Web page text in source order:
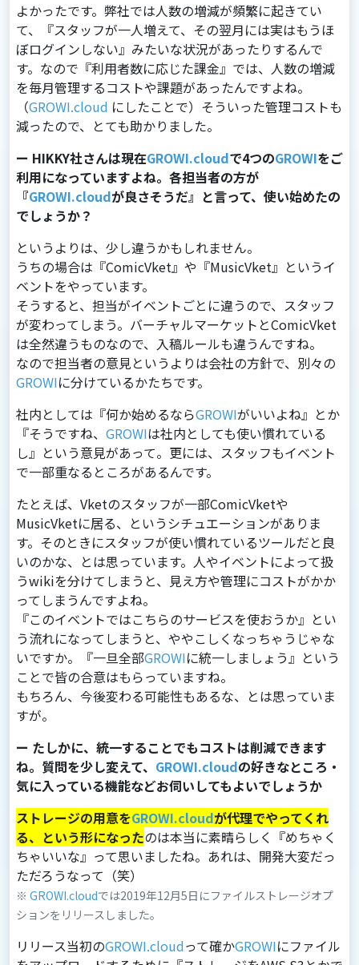
よかったです。弊社では人数の増減が頻繁に起きてい
て、『スタッフが一人増えて、その翌月には実はもうほ
ぼログインしない』みたいな状況があったりするんで
す。なので『利用者数に応じた課金』では、人数の増減
を毎月管理するコストや課題があったんですよね。
（GROWI.cloud にしたことで）そういった管理コストも
減ったので、とても助かりました。
ー HIKKY社さんは現在GROWI.cloudで4つのGROWIをご
利用になっていますよね。各担当者の方が
『GROWI.cloudが良さそうだ』と言って、使い始めたの
でしょうか？
というよりは、少し違うかもしれません。
うちの場合は『ComicVket』や『MusicVket』というイ
ベントをやっています。
そうすると、担当がイベントごとに違うので、スタッフ
が変わってしまう。バーチャルマーケットとComicVket
は全然違うものなので、⼊稿ルールも違うんですね。
なので担当者の意⾒というよりは会社の⽅針で、別々の
GROWIに分けているかたちです。
社内としては『何か始めるならGROWIがいいよね』とか
『そうですね、 GROWIは社内としても使い慣れている
し』という意⾒があって。更には、スタッフもイベント
で⼀部重なるところがあるんです。
たとえば、Vketのスタッフが⼀部ComicVketや
MusicVketに居る、というシチュエーションがありま
す。そのときにスタッフが使い慣れているツールだと良
いのかな、とは思っています。⼈やイベントによって扱
うwikiを分けてしまうと、⾒え⽅や管理にコストがかか
ってしまうんですよね。
『このイベントではこちらのサービスを使おうか』とい
う流れになってしまうと、ややこしくなっちゃうじゃな
いですか。『⼀旦全部GROWIに統⼀しましょう』という
ことで皆の合意はもらっていますね。
もちろん、今後変わる可能性もあるな、とは思っていま
すが。
ー たしかに、統一することでもコストは削減できます
ね。質問を少し変えて、 GROWI.cloudの好きなところ・
気に入っている機能などお伺いしてもよいでしょうか
ストレージの⽤意をGROWI.cloudが代理でやってくれ
る、という形になったのは本当に素晴らしく『めちゃく
ちゃいいな』って思いましたね。あれは、開発⼤変だっ
ただろうなって（笑）
※ GROWI.cloudでは2019年12月5日にファイルストレージオプ
ションをリリースしました。
リリース当初のGROWI.cloudって確かGROWIにファイル